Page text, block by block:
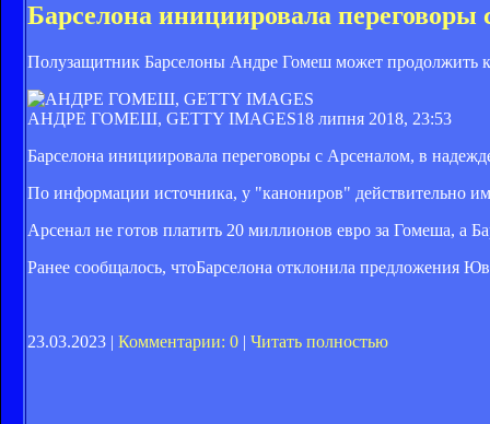
Барселона инициировала
Полузащитник Барселоны Андре Гомеш может продолжить
АНДРЕ ГОМЕШ, GETTY IMAGES18 липня 2018, 23:53
Барселона инициировала переговоры с Арсеналом, в
По информации источника, у "канониров" действительно
Арсенал не готов платить 20 миллионов евро за Гомеша, а
Ранее сообщалось, чтоБарселона отклонила предложения
23.03.2023 | Комментарии: 0 | Читать полностью